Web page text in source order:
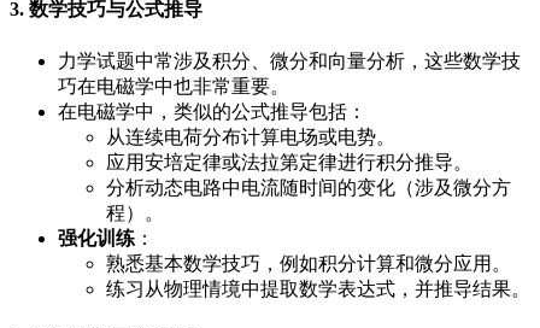
3. 数学技巧与公式推导
力学试题中常涉及积分、微分和向量分析，这些数学技
巧在电磁学中也非常重要。
在电磁学中，类似的公式推导包括：
从连续电荷分布计算电场或电势。
应用安培定律或法拉第定律进行积分推导。
分析动态电路中电流随时间的变化（涉及微分方
程）。
强化训练 ：
熟悉基本数学技巧，例如积分计算和微分应用。
练习从物理情境中提取数学表达式，并推导结果。